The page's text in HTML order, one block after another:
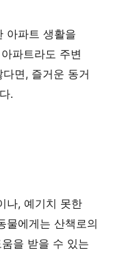
아파트 생활을
파트라도 주변
면, 즐거운 동거
.
나, 예기치 못한
물에게는 산책로의
을 받을 수 있는